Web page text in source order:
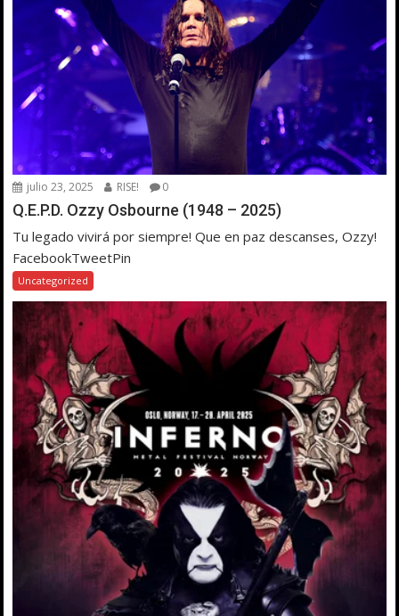
julio 23, 2025 RISE! 0
Q.E.P.D. Ozzy Osbourne (1948 – 2025)
Tu legado vivirá por siempre! Que en paz descanses, Ozzy!
FacebookTweetPin
Uncategorized